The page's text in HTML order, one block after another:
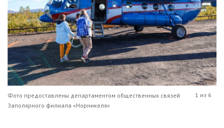
Фото предоставлены департаментом общественных связей
Заполярного филиала «Норникеля»
1 из 6